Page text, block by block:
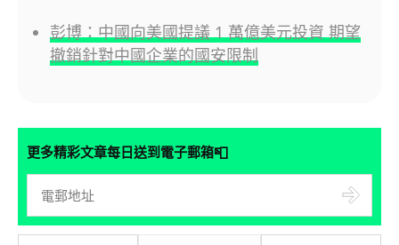
彭博：中國向美國提議 1 萬億美元投資 期望
撤銷針對中國企業的國安限制
更多精彩文章每日送到電子郵箱📮